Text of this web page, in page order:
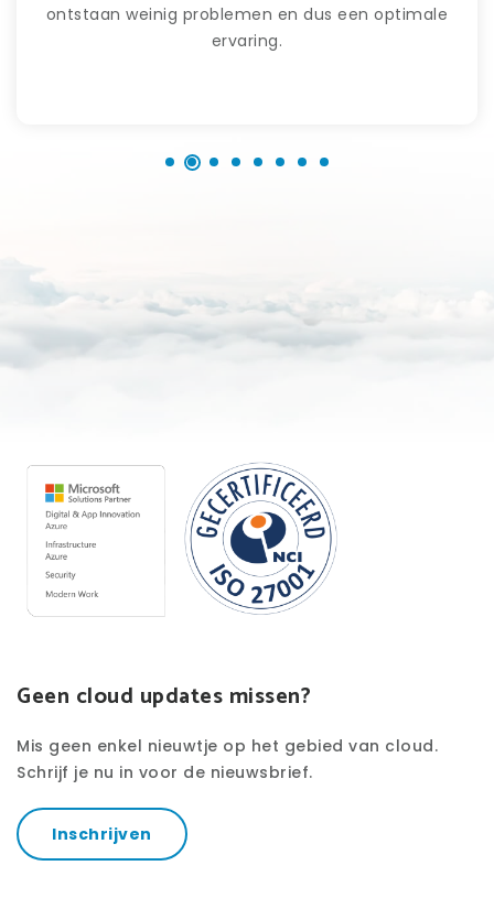
ontstaan weinig problemen en dus een optimale
ervaring.
Geen cloud updates missen?
Mis geen enkel nieuwtje op het gebied van cloud.
Schrijf je nu in voor de nieuwsbrief.
Inschrijven